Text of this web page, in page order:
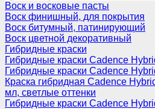
Воск и восковые пасты
Воск финишный, для покрытия
Воск битумный, патинирующий
Воск цветной декоративный
Гибридные краски
Гибридные краски Cadence
Гибридные краски Cadence
Краска гибридная Cadence
мл, светлые оттенки
Гибридные краски Cadence